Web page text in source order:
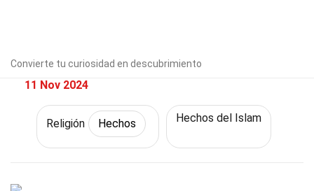
Convierte tu curiosidad en descubrimiento
Jauregui
Modified & Updated:
11 Nov 2024
Religión Hechos Hechos del Islam